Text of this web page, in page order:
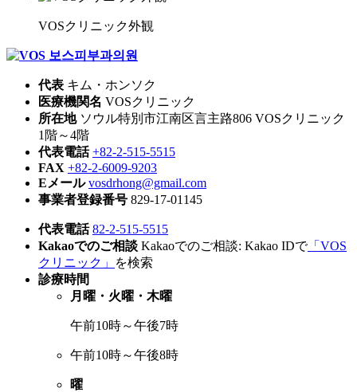
VOSクリニック外観
代表 キム・ホンソク
医療機関名 VOSクリニック
所在地 ソウル特別市江南区言主路806 VOSクリニック
1階～4階
代表電話 +82-2-515-5515
FAX +82-2-6009-9203
Eメール vosdrhong@gmail.com
事業者登録番号 829-17-01145
代表電話 82-2-515-5515
Kakaoでのご相談 Kakaoでのご相談: Kakao IDで「VOS
クリニック」
を検索
診療時間
月曜・火曜・木曜
午前10時～午後7時
午前10時～午後8時
曜